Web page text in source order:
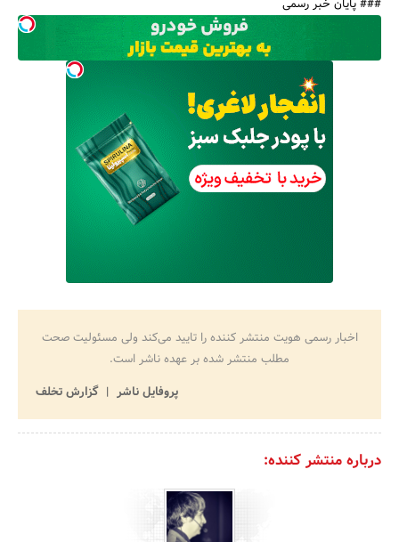
### پایان خبر رسمی
اخبار رسمی هویت منتشر کننده را تایید می‌کند ولی مسئولیت صحت
مطلب منتشر شده بر عهده ناشر است.
پروفایل ناشر
گزارش تخلف
درباره منتشر کننده: